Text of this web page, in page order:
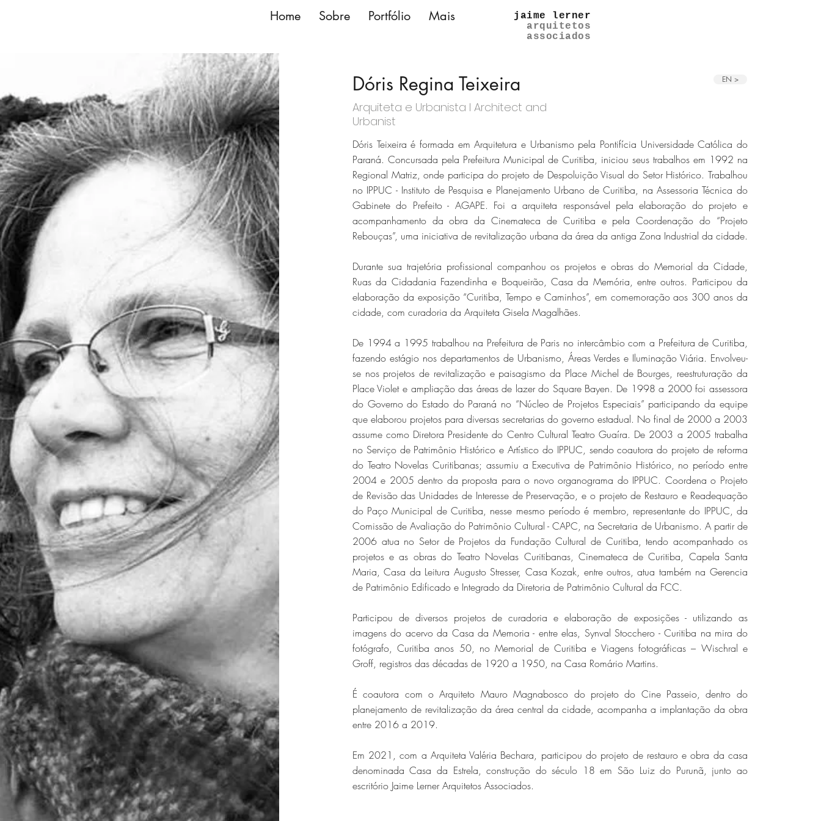
Home Sobre Portfólio Mais
jaime lerner
arquitetos
associados
Dóris Regina Teixeira EN >
Arquiteta e Urbanista l Architect and
Urbanist
Dóris Teixeira é formada em Arquitetura e Urbanismo pela Pontifícia Universidade Católica do
Paraná. Concursada pela Prefeitura Municipal de Curitiba, iniciou seus trabalhos em 1992 na
Regional Matriz, onde participa do projeto de Despoluição Visual do Setor Histórico. Trabalhou
no IPPUC - Instituto de Pesquisa e Planejamento Urbano de Curitiba, na Assessoria Técnica do
Gabinete do Prefeito - AGAPE. Foi a arquiteta responsável pela elaboração do projeto e
acompanhamento da obra da Cinemateca de Curitiba e pela Coordenação do “Projeto
Rebouças”, uma iniciativa de revitalização urbana da área da antiga Zona Industrial da cidade.
Durante sua trajetória profissional companhou os projetos e obras do Memorial da Cidade,
Ruas da Cidadania Fazendinha e Boqueirão, Casa da Memória, entre outros. Participou da
elaboração da exposição “Curitiba, Tempo e Caminhos”, em comemoração aos 300 anos da
cidade, com curadoria da Arquiteta Gisela Magalhães.
De 1994 a 1995 trabalhou na Prefeitura de Paris no intercâmbio com a Prefeitura de Curitiba,
fazendo estágio nos departamentos de Urbanismo, Áreas Verdes e Iluminação Viária. Envolveu-
se nos projetos de revitalização e paisagismo da Place Michel de Bourges, reestruturação da
Place Violet e ampliação das áreas de lazer do Square Bayen. De 1998 a 2000 foi assessora
do Governo do Estado do Paraná no “Núcleo de Projetos Especiais” participando da equipe
que elaborou projetos para diversas secretarias do governo estadual. No final de 2000 a 2003
assume como Diretora Presidente do Centro Cultural Teatro Guaíra. De 2003 a 2005 trabalha
no Serviço de Patrimônio Histórico e Artístico do IPPUC, sendo coautora do projeto de reforma
do Teatro Novelas Curitibanas; assumiu a Executiva de Patrimônio Histórico, no período entre
2004 e 2005 dentro da proposta para o novo organograma do IPPUC. Coordena o Projeto
de Revisão das Unidades de Interesse de Preservação, e o projeto de Restauro e Readequação
do Paço Municipal de Curitiba, nesse mesmo período é membro, representante do IPPUC, da
Comissão de Avaliação do Patrimônio Cultural - CAPC, na Secretaria de Urbanismo. A partir de
2006 atua no Setor de Projetos da Fundação Cultural de Curitiba, tendo acompanhado os
projetos e as obras do Teatro Novelas Curitibanas, Cinemateca de Curitiba, Capela Santa
Maria, Casa da Leitura Augusto Stresser, Casa Kozak, entre outros, atua também na Gerencia
de Patrimônio Edificado e Integrado da Diretoria de Patrimônio Cultural da FCC.
Participou de diversos projetos de curadoria e elaboração de exposições - utilizando as
imagens do acervo da Casa da Memoria - entre elas, Synval Stocchero - Curitiba na mira do
fotógrafo, Curitiba anos 50, no Memorial de Curitiba e Viagens fotográficas – Wischral e
Groff, registros das décadas de 1920 a 1950, na Casa Romário Martins.
É coautora com o Arquiteto Mauro Magnabosco do projeto do Cine Passeio, dentro do
planejamento de revitalização da área central da cidade, acompanha a implantação da obra
entre 2016 a 2019.
Em 2021, com a Arquiteta Valéria Bechara, participou do projeto de restauro e obra da casa
denominada Casa da Estrela, construção do século 18 em São Luiz do Purunã, junto ao
escritório Jaime Lerner Arquitetos Associados.